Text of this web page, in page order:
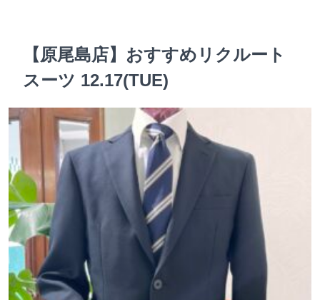
【原尾島店】おすすめリクルート
スーツ 12.17(TUE)